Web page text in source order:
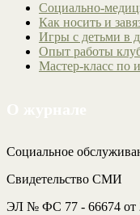
Социально-
Как носить и
Игры с детьми в
Опыт работы
Мастер-класс по
Социальное
Свидетельство СМИ
ЭЛ № ФС 77 - 66674